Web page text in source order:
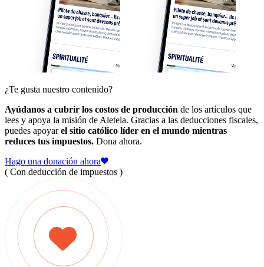
¿Te gusta nuestro contenido?
Ayúdanos a cubrir los costos de producción de los artículos que
lees y apoya la misión de Aleteia. Gracias a las deducciones fiscales,
puedes apoyarel sitio católico líder en el mundo mientras
reduces tus impuestos. Dona ahora.
Hago una donación ahora
( Con deducción de impuestos )